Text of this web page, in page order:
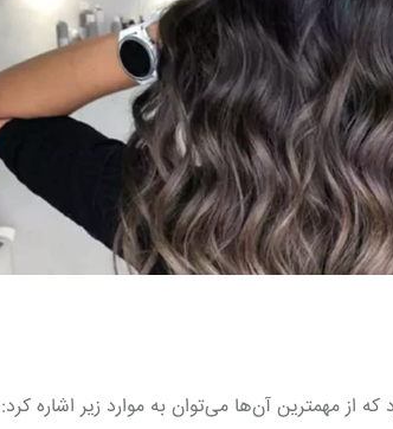
از مهمترین آن‌ها می‌توان به موارد زیر اشاره کرد: